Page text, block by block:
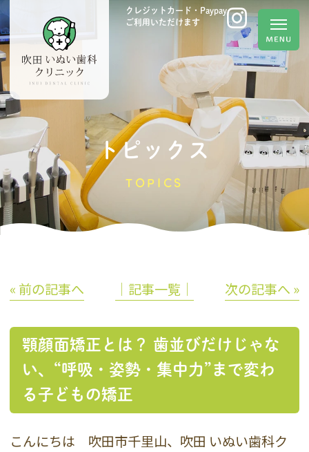
クレジットカード・Paypay
ご利用いただけます
トピックス
TOPICS
« 前の記事へ │記事一覧│ 次の記事へ »
顎顔面矯正とは？ 歯並びだけじゃな
い、“呼吸・姿勢・集中力”まで変わ
る子どもの矯正
こんにちは 吹田市千里山、吹田 いぬい歯科ク